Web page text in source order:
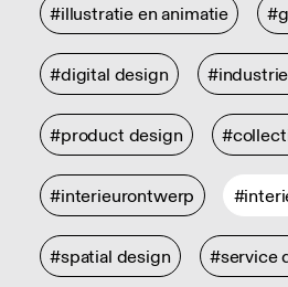
#illustratie en animatie
#digital design
#product design
#interieurontwerp
#spatial design #service